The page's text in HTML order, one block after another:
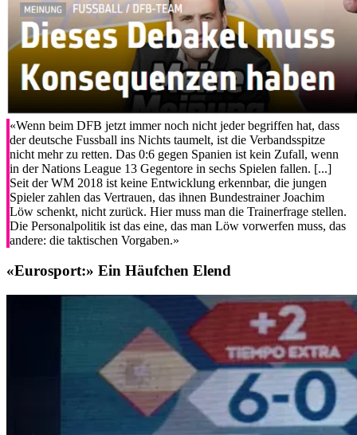
«Wenn beim DFB jetzt immer noch nicht jeder begriffen hat, dass
der deutsche Fussball ins Nichts taumelt, ist die Verbandsspitze
nicht mehr zu retten. Das 0:6 gegen Spanien ist kein Zufall, wenn
in der Nations League 13 Gegentore in sechs Spielen fallen. [...]
Seit der WM 2018 ist keine Entwicklung erkennbar, die jungen
Spieler zahlen das Vertrauen, das ihnen Bundestrainer Joachim
Löw schenkt, nicht zurück. Hier muss man die Trainerfrage stellen.
Die Personalpolitik ist das eine, das man Löw vorwerfen muss, das
andere: die taktischen Vorgaben.»
«Eurosport:» Ein Häufchen Elend